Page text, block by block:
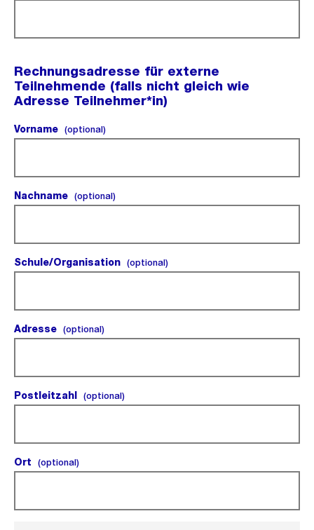
Rechnungsadresse für externe
Teilnehmende (falls nicht gleich wie
Adresse Teilnehmer*in)
Vorname (optional)(optional).
Nachname (optional)(optional).
Schule/Organisation (optional)(optional).
Adresse (optional)(optional).
Postleitzahl (optional)(optional).
Ort (optional)(optional).